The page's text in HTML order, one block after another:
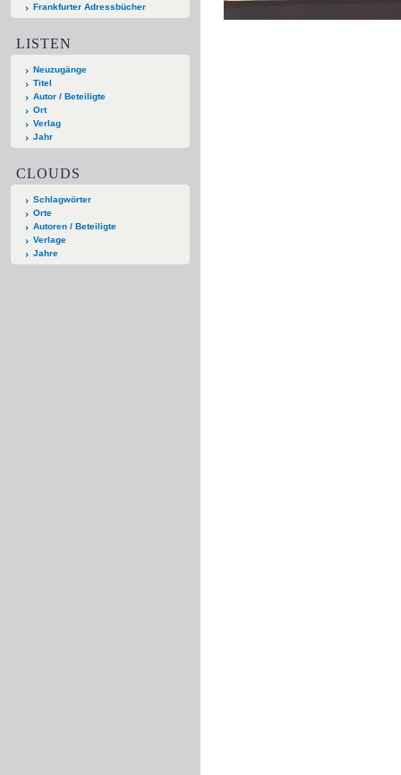
Frankfurter Adressbücher
LISTEN
Neuzugänge
Titel
Autor / Beteiligte
Ort
Verlag
Jahr
CLOUDS
Schlagwörter
Orte
Autoren / Beteiligte
Verlage
Jahre